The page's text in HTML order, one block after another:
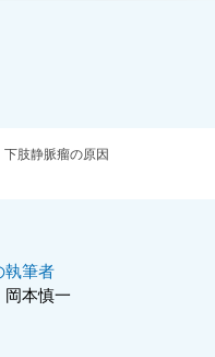
下肢静脈瘤の原因
執筆者
本慎一